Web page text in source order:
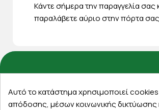
Κάντε σήμερα την παραγγελία σας
παραλάβετε αύριο στην πόρτα σας
Λογαριασμός
Αυτό το κατάστημα χρησιμοποιεί
απόδοσης, μέσων κοινωνικής δικτύωσης